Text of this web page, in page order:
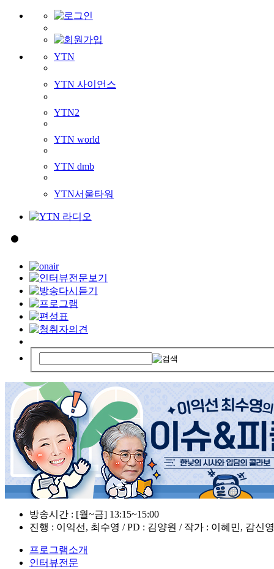
YTN
YTN 사이언스
YTN2
YTN world
YTN dmb
YTN서울타워
방송시간 : [월~금] 13:15~15:00
진행 : 이익선, 최수영 / PD : 김양원 / 작가 : 이혜민, 감신영
프로그램소개
인터뷰전문